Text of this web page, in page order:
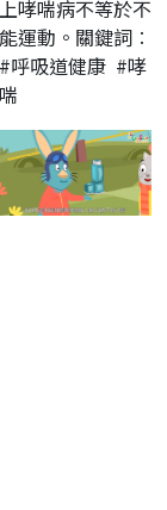
上哮喘病不等於不
能運動。關鍵詞︰
#呼吸道健康 #哮
喘